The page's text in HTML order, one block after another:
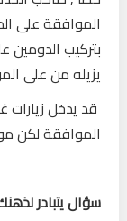
الموافقة على
بتركيب
يزيله من على
قد يدخل
الموافقة لكن
سؤال يتبادر